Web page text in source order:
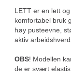
LETT er en lett
komfortabel bruk
høy pusteevne,
aktiv
OBS! Modellen
de er svært